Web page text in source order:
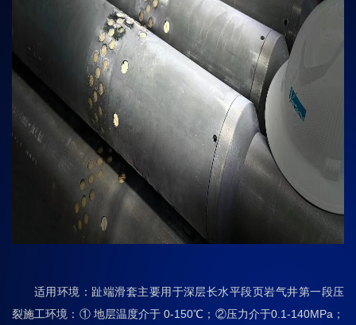
适用环境：趾端滑套主要用于深层长水平段页岩气井第一段压
裂施工环境：① 地层温度介于 0-150℃；②压力介于0.1-140MPa；